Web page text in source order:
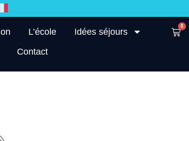
L’école
Idées séjours
Contact
0